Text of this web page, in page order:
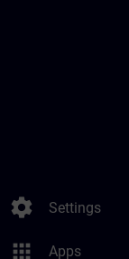
settings Settings
apps Apps